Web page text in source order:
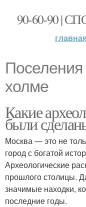
90-60-90 |
холме
Какие
были
Москва — это не
город с богатой
Археологические
прошлого столицы.
значимые находки,
последние годы.